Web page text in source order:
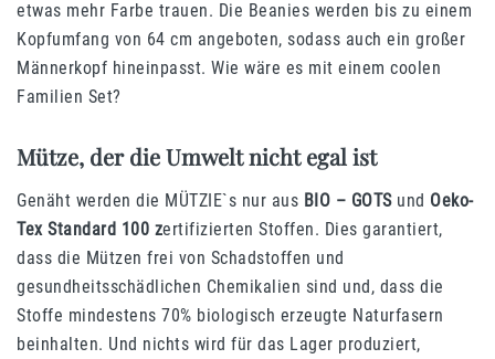
etwas mehr Farbe trauen. Die Beanies werden bis zu einem
Kopfumfang von 64 cm angeboten, sodass auch ein großer
Männerkopf hineinpasst. Wie wäre es mit einem coolen
Familien Set?
Mütze, der die Umwelt nicht egal ist
Genäht werden die MÜTZIE`s nur aus BIO – GOTS und Oeko-
Tex Standard 100 zertifizierten Stoffen. Dies garantiert,
dass die Mützen frei von Schadstoffen und
gesundheitsschädlichen Chemikalien sind und, dass die
Stoffe mindestens 70% biologisch erzeugte Naturfasern
beinhalten. Und nichts wird für das Lager produziert,